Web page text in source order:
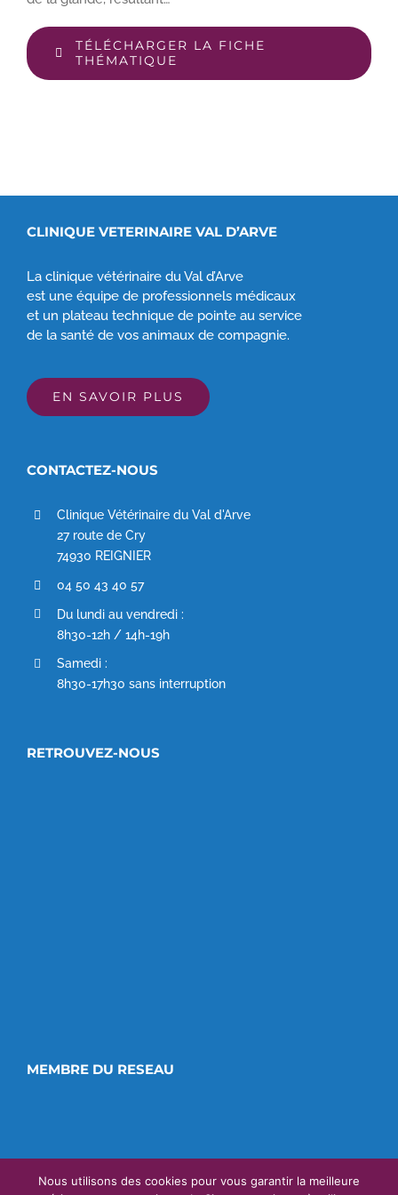
TÉLÉCHARGER LA FICHE
THÉMATIQUE
CLINIQUE VETERINAIRE VAL D’ARVE
La clinique vétérinaire du Val d’Arve
est une équipe de professionnels médicaux
et un plateau technique de pointe au service
de la santé de vos animaux de compagnie.
EN SAVOIR PLUS
CONTACTEZ-NOUS
Clinique Vétérinaire du Val d'Arve
27 route de Cry
74930 REIGNIER
04 50 43 40 57
Du lundi au vendredi :
8h30-12h / 14h-19h
Samedi :
8h30-17h30 sans interruption
RETROUVEZ-NOUS
MEMBRE DU RESEAU
Nous utilisons des cookies pour vous garantir la meilleure